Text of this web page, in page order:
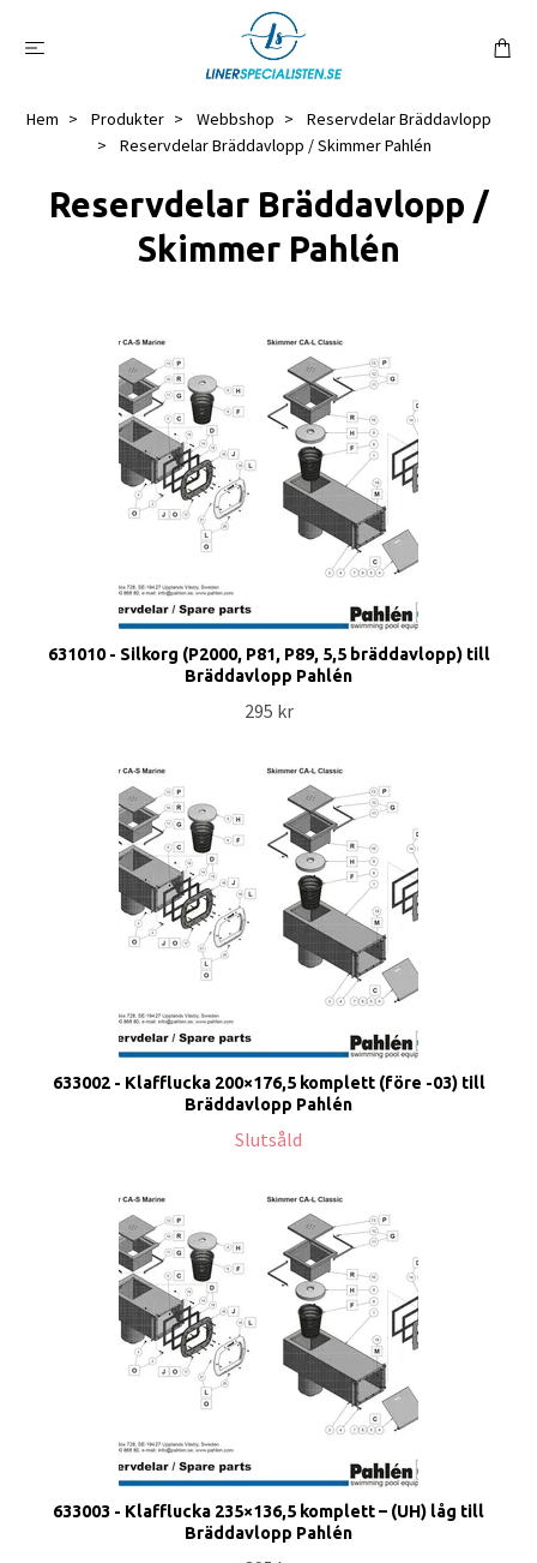
Hem Produkter Webbshop
Reservdelar Bräddavlopp
Reservdelar Bräddavlopp / Skimmer Pahlén
Reservdelar Bräddavlopp /
Skimmer Pahlén
631010 - Silkorg (P2000, P81, P89, 5,5 bräddavlopp) till
Bräddavlopp Pahlén
295 kr
633002 - Klafflucka 200×176,5 komplett (före -03) till
Bräddavlopp Pahlén
Slutsåld
633003 - Klafflucka 235×136,5 komplett – (UH) låg till
Bräddavlopp Pahlén